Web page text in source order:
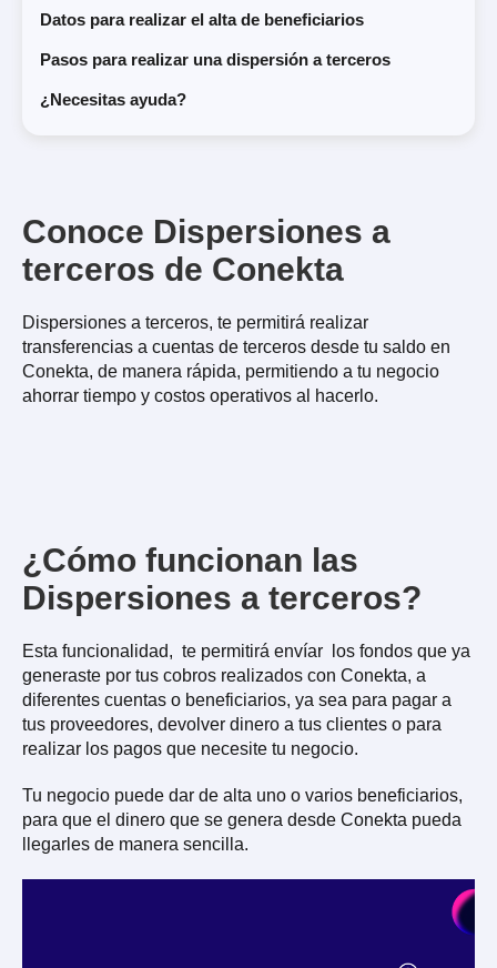
Datos para realizar el alta de beneficiarios
Pasos para realizar una dispersión a terceros
¿Necesitas ayuda?
Conoce Dispersiones a
terceros de Conekta
Dispersiones a terceros, te permitirá realizar
transferencias a cuentas de terceros desde tu saldo en
Conekta, de manera rápida, permitiendo a tu negocio
ahorrar tiempo y costos operativos al hacerlo.
¿Cómo funcionan las
Dispersiones a terceros?
Esta funcionalidad, te permitirá envíar los fondos que ya
generaste por tus cobros realizados con Conekta, a
diferentes cuentas o beneficiarios, ya sea para pagar a
tus proveedores, devolver dinero a tus clientes o para
realizar los pagos que necesite tu negocio.
Tu negocio puede dar de alta uno o varios beneficiarios,
para que el dinero que se genera desde Conekta pueda
llegarles de manera sencilla.